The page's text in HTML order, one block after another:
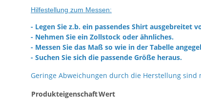
Hilfestellung zum Messen:
- Legen Sie z.b. ein passendes Shirt ausgebreitet
- Nehmen Sie ein Zollstock oder ähnliches.
- Messen Sie das Maß so wie in der Tabelle
- Suchen Sie sich die passende Größe heraus.
Geringe Abweichungen durch die Herstellung sind
ProdukteigenschaftWert